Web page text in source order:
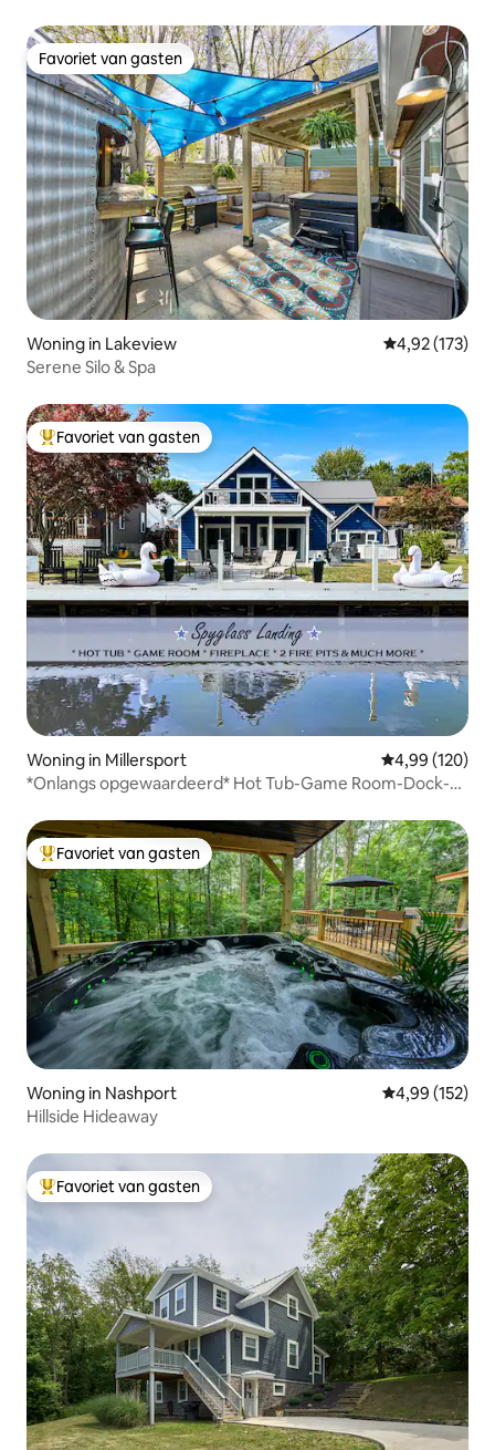
Favoriet van gasten
Favoriet van gasten
Woning in Lakeview Gemiddelde
4,92 (173)
Serene Silo & Spa
Topfavoriet van gasten
Favoriet van gasten
Woning in Millersport Gemiddelde
4,99 (120)
*Onlangs opgewaardeerd* Hot Tub-Game Room-Dock-
Topfavoriet van gasten
Favoriet van gasten
Woning in Nashport Gemiddelde
4,99 (152)
Hillside Hideaway
Topfavoriet van gasten
Favoriet van gasten